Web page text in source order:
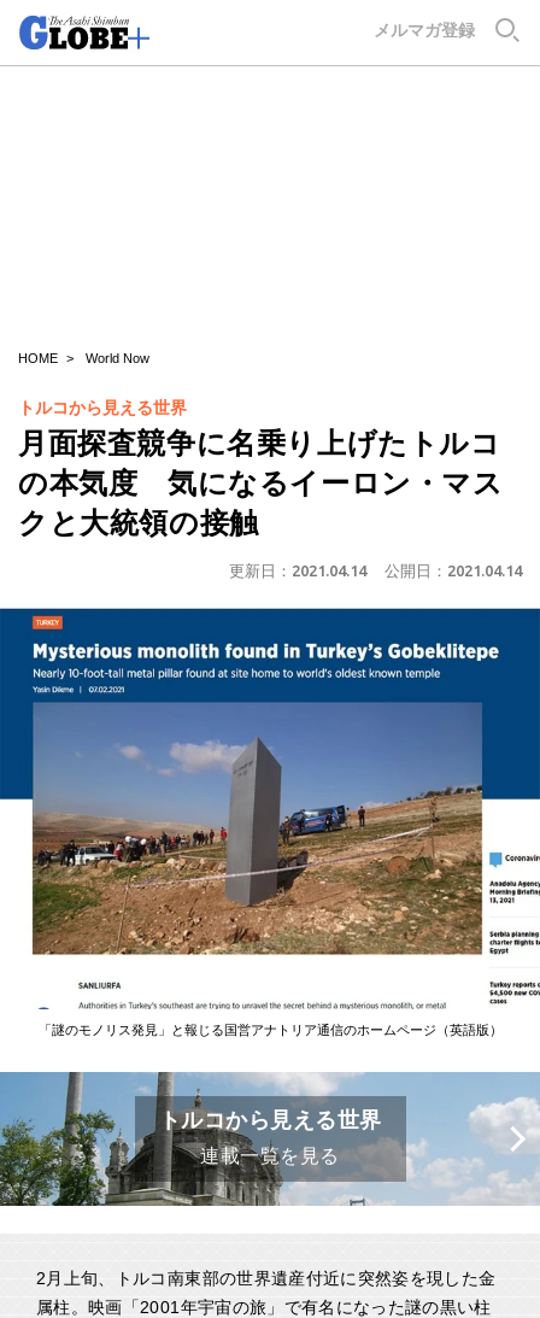
メルマガ登録
HOME World Now
トルコから見える世界
月面探査競争に名乗り上げたトルコ
の本気度 気になるイーロン・マス
クと大統領の接触
更新日： 2021.04.14 公開日： 2021.04.14
「謎のモノリス発見」と報じる国営アナトリア通信のホームページ（英語版）
トルコから見える世界
連載一覧を見る
2月上旬、トルコ南東部の世界遺産付近に突然姿を現した金
属柱。映画「2001年宇宙の旅」で有名になった謎の黒い柱